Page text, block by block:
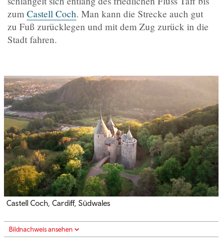
zum Castell Coch. Man kann die Strecke auch gut
zu Fuß zurücklegen und mit dem Zug zurück in die
Stadt fahren.
Castell Coch, Cardiff, Südwales
Bildnachweis ansehen